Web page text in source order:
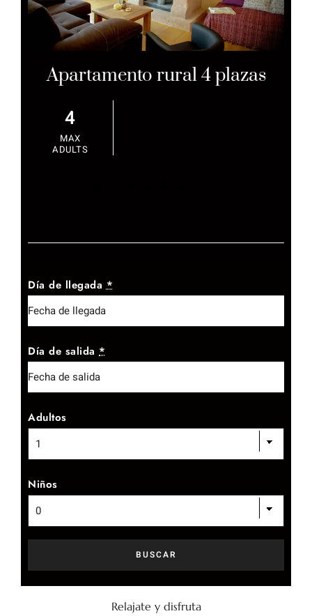
Apartamento rural 4 plazas
4
MAX
ADULTS
Día de llegada*
Día de salida *
Adultos
Niños
Relajate y disfruta